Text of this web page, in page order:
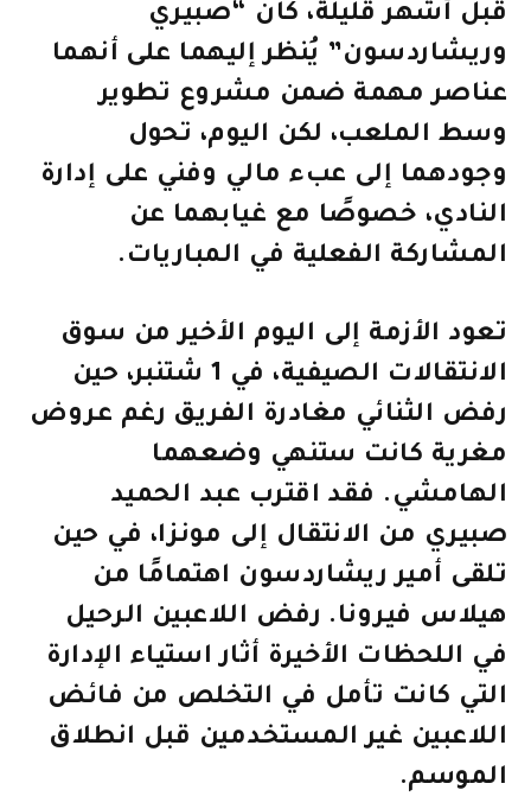
قبل أشهر قليلة، كان “صبيري
وريشاردسون” يُنظر إليهما على أنهما
عناصر مهمة ضمن مشروع تطوير
وسط الملعب، لكن اليوم، تحول
وجودهما إلى عبء مالي وفني على إدارة
النادي، خصوصًا مع غيابهما عن
المشاركة الفعلية في المباريات.
تعود الأزمة إلى اليوم الأخير من سوق
الانتقالات الصيفية، في 1 شتنبر، حين
رفض الثنائي مغادرة الفريق رغم عروض
مغرية كانت ستنهي وضعهما
الهامشي. فقد اقترب عبد الحميد
صبيري من الانتقال إلى مونزا، في حين
تلقى أمير ريشاردسون اهتمامًا من
هيلاس فيرونا. رفض اللاعبين الرحيل
في اللحظات الأخيرة أثار استياء الإدارة
التي كانت تأمل في التخلص من فائض
اللاعبين غير المستخدمين قبل انطلاق
الموسم.